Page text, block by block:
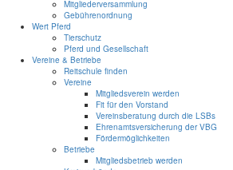
Mitgliederversammlung
Gebührenordnung
Wert Pferd
Tierschutz
Pferd und Gesellschaft
Vereine & Betriebe
Reitschule finden
Vereine
Mitgliedsverein werden
Fit für den Vorstand
Vereinsberatung durch die LSBs
Ehrenamtsversicherung der VBG
Fördermöglichkeiten
Betriebe
Mitgliedsbetrieb werden